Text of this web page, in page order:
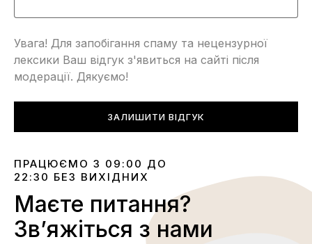
Увага! Для запобігання спаму та нецензурної
лексики Ваш відгук з'явиться на сайті після
модерації. Дякуємо!
ЗАЛИШИТИ ВІДГУК
ПРАЦЮЄМО З 09:00 ДО
22:30 БЕЗ ВИХІДНИХ
Маєте питання?
Звʼяжіться з нами